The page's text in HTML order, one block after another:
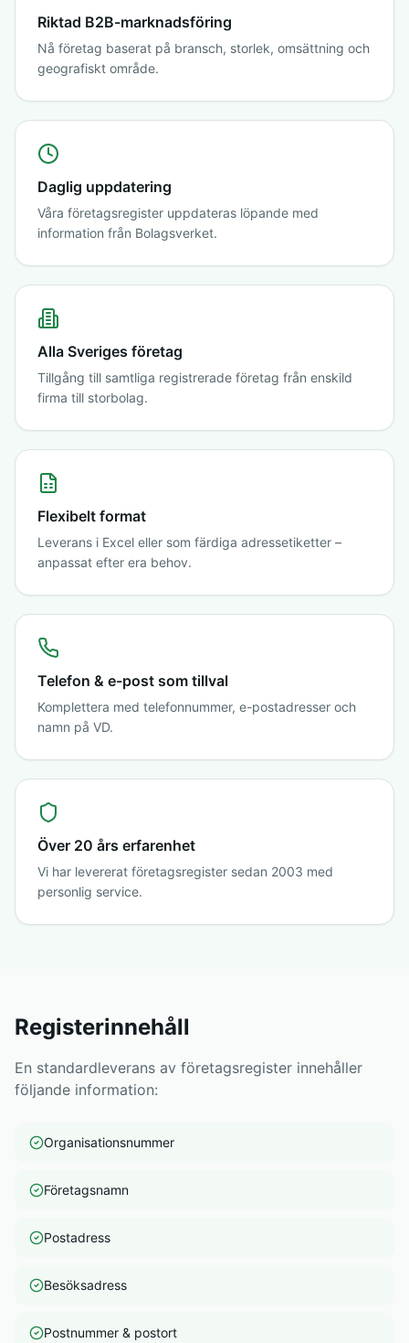
Riktad B2B-marknadsföring
Nå företag baserat på bransch, storlek, omsättning och
geografiskt område.
Daglig uppdatering
Våra företagsregister uppdateras löpande med
information från Bolagsverket.
Alla Sveriges företag
Tillgång till samtliga registrerade företag från enskild
firma till storbolag.
Flexibelt format
Leverans i Excel eller som färdiga adressetiketter –
anpassat efter era behov.
Telefon & e-post som tillval
Komplettera med telefonnummer, e-postadresser och
namn på VD.
Över 20 års erfarenhet
Vi har levererat företagsregister sedan 2003 med
personlig service.
Registerinnehåll
En standardleverans av företagsregister innehåller
följande information:
Organisationsnummer
Företagsnamn
Postadress
Besöksadress
Postnummer & postort